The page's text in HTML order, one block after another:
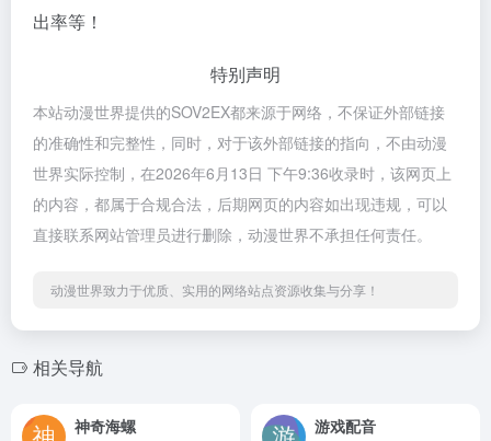
出率等！
特别声明
本站动漫世界提供的SOV2EX都来源于网络，不保证外部链接
的准确性和完整性，同时，对于该外部链接的指向，不由动漫
世界实际控制，在2026年6月13日 下午9:36收录时，该网页上
的内容，都属于合规合法，后期网页的内容如出现违规，可以
直接联系网站管理员进行删除，动漫世界不承担任何责任。
动漫世界致力于优质、实用的网络站点资源收集与分享！
相关导航
神奇海螺 游戏配音